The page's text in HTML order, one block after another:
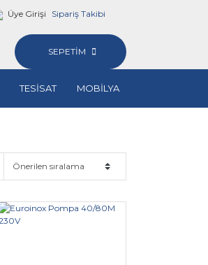
Üye Girişi Sipariş Takibi
SEPETİM
TESİSAT MOBİLYA